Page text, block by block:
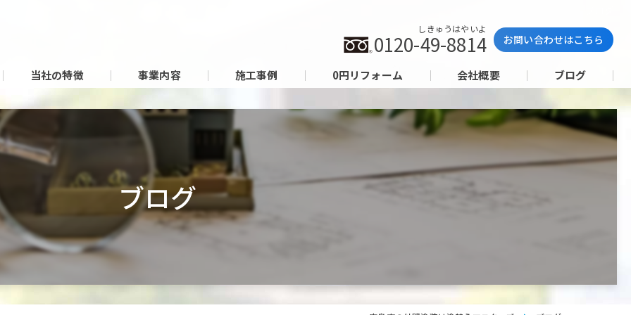
しきゅうはやいよ
0120-49-8814 お問い合わせはこちら
当社の特徴 事業内容 施工事例 0円リフォーム 会社概要 ブログ
ブログ